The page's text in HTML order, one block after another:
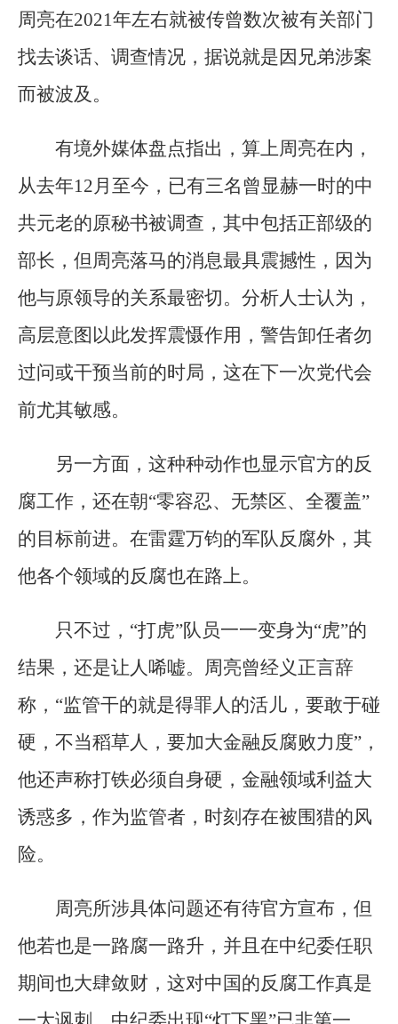
周亮在2021年左右就被传曾数次被有关部门
找去谈话、调查情况，据说就是因兄弟涉案
而被波及。
有境外媒体盘点指出，算上周亮在内，
从去年12月至今，已有三名曾显赫一时的中
共元老的原秘书被调查，其中包括正部级的
部长，但周亮落马的消息最具震撼性，因为
他与原领导的关系最密切。分析人士认为，
高层意图以此发挥震慑作用，警告卸任者勿
过问或干预当前的时局，这在下一次党代会
前尤其敏感。
另一方面，这种种动作也显示官方的反
腐工作，还在朝“零容忍、无禁区、全覆盖”
的目标前进。在雷霆万钧的军队反腐外，其
他各个领域的反腐也在路上。
只不过，“打虎”队员一一变身为“虎”的
结果，还是让人唏嘘。周亮曾经义正言辞
称，“监管干的就是得罪人的活儿，要敢于碰
硬，不当稻草人，要加大金融反腐败力度”，
他还声称打铁必须自身硬，金融领域利益大
诱惑多，作为监管者，时刻存在被围猎的风
险。
周亮所涉具体问题还有待官方宣布，但
他若也是一路腐一路升，并且在中纪委任职
期间也大肆敛财，这对中国的反腐工作真是